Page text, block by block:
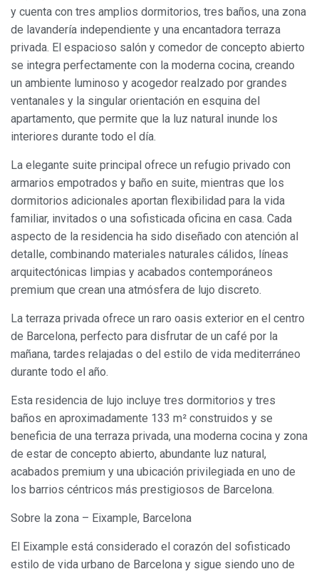
y cuenta con tres amplios dormitorios, tres baños, una zona
de lavandería independiente y una encantadora terraza
privada. El espacioso salón y comedor de concepto abierto
se integra perfectamente con la moderna cocina, creando
un ambiente luminoso y acogedor realzado por grandes
ventanales y la singular orientación en esquina del
apartamento, que permite que la luz natural inunde los
interiores durante todo el día.
La elegante suite principal ofrece un refugio privado con
armarios empotrados y baño en suite, mientras que los
dormitorios adicionales aportan flexibilidad para la vida
familiar, invitados o una sofisticada oficina en casa. Cada
aspecto de la residencia ha sido diseñado con atención al
detalle, combinando materiales naturales cálidos, líneas
arquitectónicas limpias y acabados contemporáneos
premium que crean una atmósfera de lujo discreto.
La terraza privada ofrece un raro oasis exterior en el centro
de Barcelona, perfecto para disfrutar de un café por la
mañana, tardes relajadas o del estilo de vida mediterráneo
durante todo el año.
Esta residencia de lujo incluye tres dormitorios y tres
baños en aproximadamente 133 m² construidos y se
beneficia de una terraza privada, una moderna cocina y zona
de estar de concepto abierto, abundante luz natural,
acabados premium y una ubicación privilegiada en uno de
los barrios céntricos más prestigiosos de Barcelona.
Sobre la zona – Eixample, Barcelona
El Eixample está considerado el corazón del sofisticado
estilo de vida urbano de Barcelona y sigue siendo uno de
Modificar cookies
Técnicas y funcionales
Siempre activas
Este sitio web utiliza Cookies propias para recopilar
información con la finalidad de mejorar nuestros servicios.
Si continua navegando, supone la aceptación de la
instalación de las mismas. El usuario tiene la posibilidad
de configurar su navegador pudiendo, si así lo desea,
impedir que sean instaladas en su disco duro, aunque
dificultades de navegación de la página web.
Analíticas y personalización